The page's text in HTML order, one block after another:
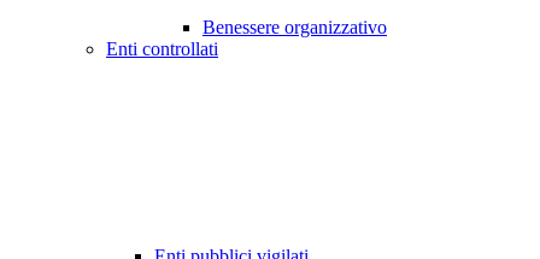
Benessere organizzativo
Enti controllati